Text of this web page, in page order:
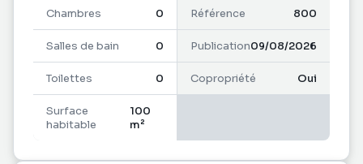
Informations & visites : 0690 63 82 24
1
Chambres 0 Référence 800
Salles de bain 0 Publication09/08/2026
Toilettes 0 Copropriété Oui
Surface
habitable
100
m²